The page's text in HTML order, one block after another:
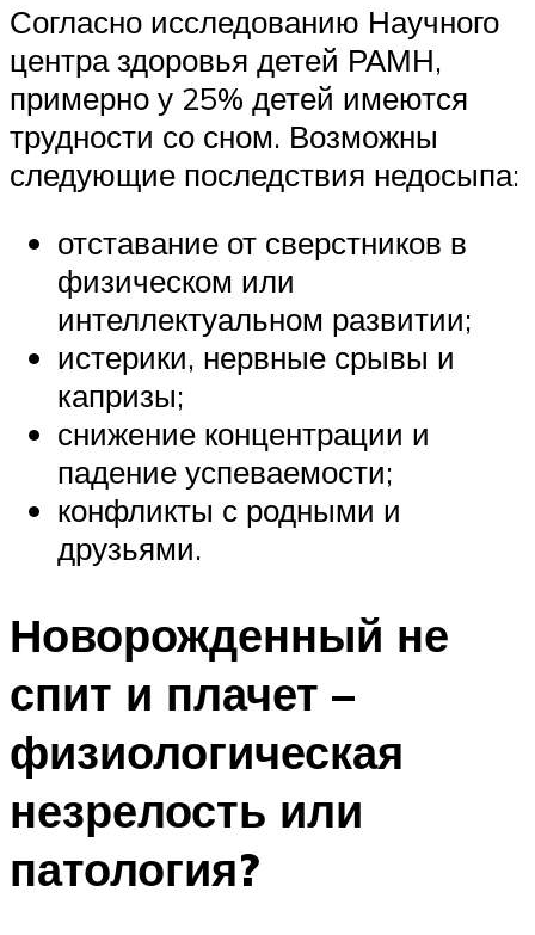
Согласно исследованию Научного
центра здоровья детей РАМН,
примерно у 25% детей имеются
трудности со сном. Возможны
следующие последствия недосыпа:
отставание от сверстников в
физическом или
интеллектуальном развитии;
истерики, нервные срывы и
капризы;
снижение концентрации и
падение успеваемости;
конфликты с родными и
друзьями.
Новорожденный не
спит и плачет –
физиологическая
незрелость или
патология?